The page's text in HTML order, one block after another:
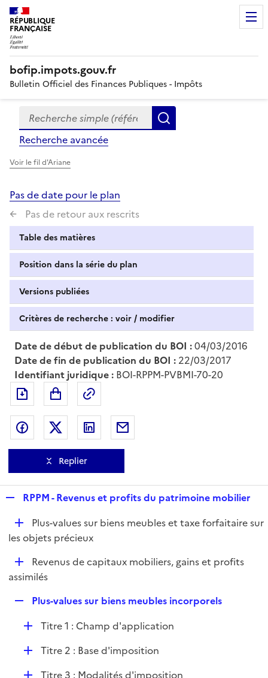
RÉPUBLIQUE
FRANÇAISE
bofip.impots.gouv.fr
Bulletin Officiel des Finances Publiques - Impôts
Formulaire
de
recherche
Recherche simple (références, mots clés, partie du
Recherche avancée
Voir le fil d'Ariane
Pas de date pour le plan
Pas de retour aux rescrits
Table des matières
Position dans la série du plan
Versions publiées
Critères de recherche : voir / modifier
Date de début de publication du BOI :04/03/2016
Date de fin de publication du BOI : 22/03/2017
Identifiant juridique : BOI-RPPM-PVBMI-70-20
Exporter le document au format pdf
Partager sur Facebook
Partager sur Twitter
Partager sur LinkedIn
Replier
p
l
i
e
r
RPPM - Revenus et profits du patrimoine mobilier
D
é
i
Plus-values sur biens meubles et taxe forfaitaire sur
les objets précieux
D
é
i
e
r
Revenus de capitaux mobiliers, gains et profits
assimilés
p
l
i
e
Plus-values sur biens meubles incorporels
DTitre 1 : Champ d'application
DTitre 2 : Base d'imposition
D